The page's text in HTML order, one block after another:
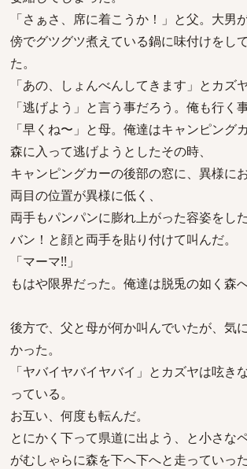
「さぁさ、席に着こうか！」と父。大男
傍でグツグツ煮えている鍋に味付けをし
た。
「あの、しょんべんしてきます」とカズヤ
「逃げよう」と言う事だろう。俺も行く
「早くね〜」と母。俺達はキャンピング
森に入って逃げようとしたその時、
キャンピングカーの後部の窓に、異様に
両目の位置が異様に低く、
両手もパンパンに膨れ上がった容姿をした
バン！と顔と両手を貼り付けて叫んだ。
「マーマ!!」
もはや限界だった。俺達は脱兎の如く森
後方で、父と母が何か叫んでいたが、気
かった。
「ヤバイヤバイヤバイ」とカズヤは呟き
っている。
お互い、何度も転んだ。
とにかく下って県道に出よう、と小さな
がむしゃらに森を下へ下へと走っていった